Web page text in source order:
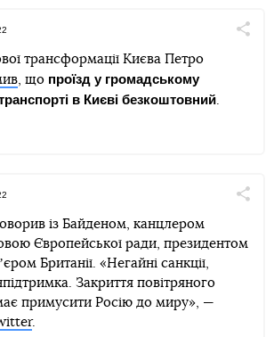
TelegramFacebookTwitter
трансформації Києва Петро
, що проїзд у громадському
в Києві безкоштовний.
TelegramFacebookTwitter
із Байденом, канцлером
Європейської ради, президентом
Британії. «Негайні санкції,
Закриття повітряного
примусити Росію до миру», —
.